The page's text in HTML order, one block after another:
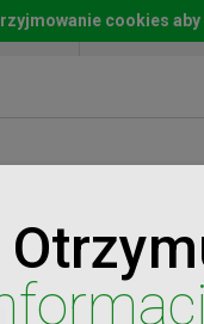
Lista
cookies